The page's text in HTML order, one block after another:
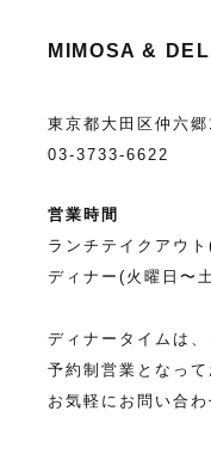
MIMOSA & DELI
東京都大田区仲六
03-3733-6622
営業時間
ランチテイクアウ
ディナー(火曜日〜
ディナータイムは
予約制営業となって
お気軽にお問い合わ